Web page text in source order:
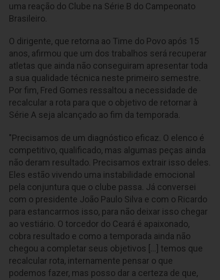
uma reação do Clube na Série B do Campeonato
Brasileiro.
O dirigente, que retorna ao Time do Povo após 15
anos, afirmou que um dos trabalhos será recuperar
atletas que ainda não conseguiram apresentar toda
a sua qualidade técnica neste primeiro semestre.
Por fim, Fred Gomes ressaltou a necessidade de
recalcular a rota para que o objetivo de retornar à
Série A seja alcançado ao fim da temporada.
"Precisamos de um diagnóstico eficaz. O elenco é
competitivo, qualificado, mas algumas peças ainda
não deram resultado. Precisamos extrair isso deles.
Eles estão vivendo uma instabilidade emocional
pela conjuntura que o clube passa. Já conversei
com o presidente João Paulo Silva e com o Ricardo
para estancarmos isso, para não deixar isso chegar
ao vestiário. O torcedor do Ceará é apaixonado,
cobra resultado e como a temporada ainda não
chegou a completar seus objetivos [...] temos que
recalcular rota, internamente pensar o que
podemos fazer, mas posso dar a certeza de que,